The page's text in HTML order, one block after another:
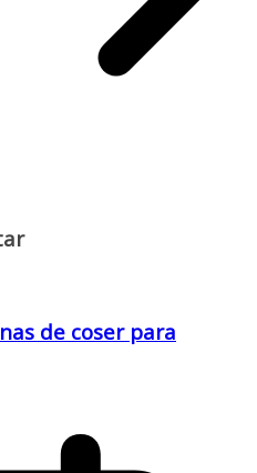
de coser para